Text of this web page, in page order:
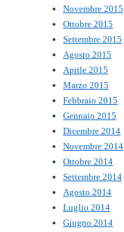
Novembre 2015
Ottobre 2015
Settembre 2015
Agosto 2015
Aprile 2015
Marzo 2015
Febbraio 2015
Gennaio 2015
Dicembre 2014
Novembre 2014
Ottobre 2014
Settembre 2014
Agosto 2014
Luglio 2014
Giugno 2014